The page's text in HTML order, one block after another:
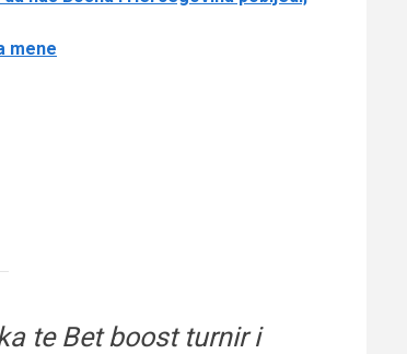
mene
te Bet boost turnir i